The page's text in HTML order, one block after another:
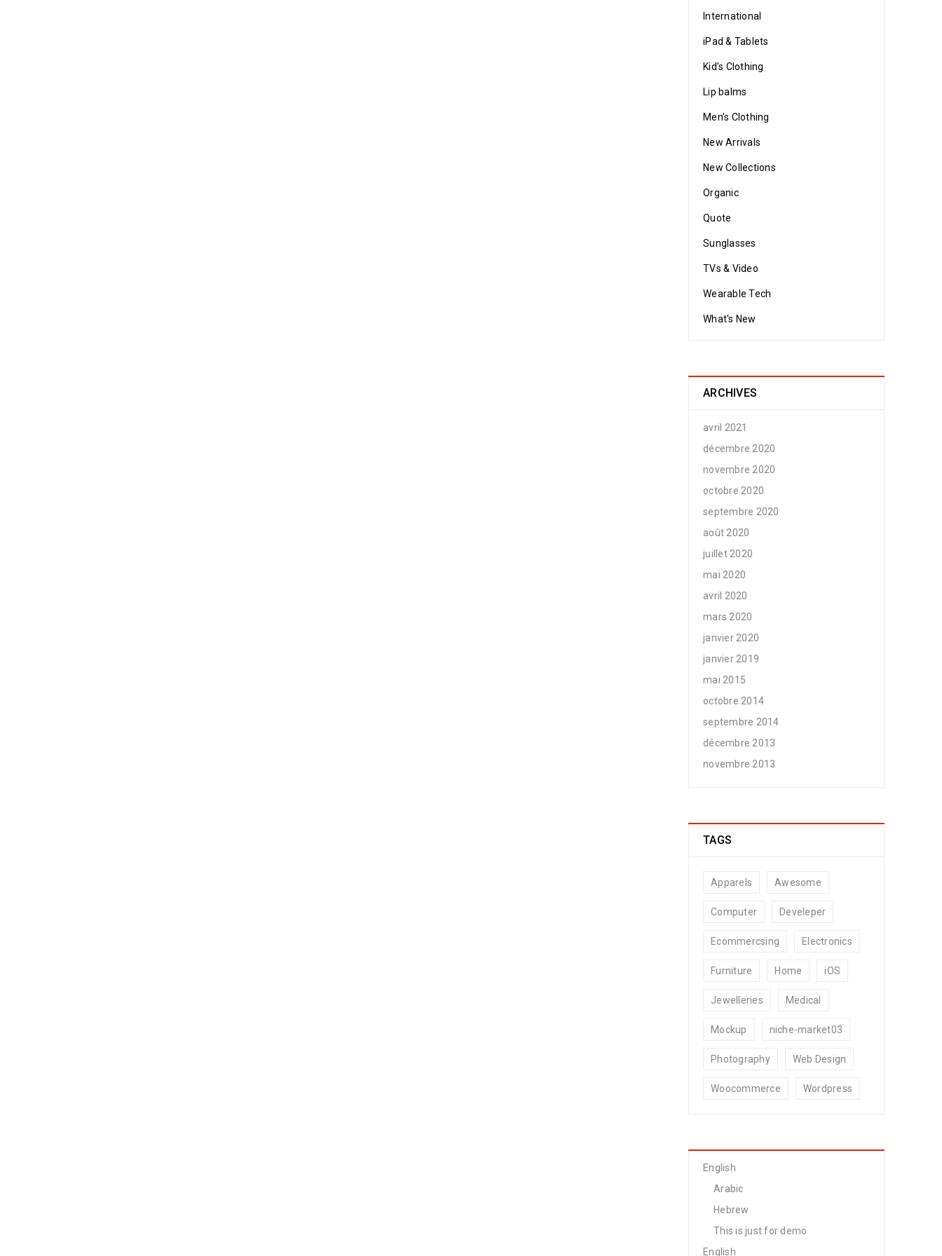
International
iPad & Tablets
Kid’s Clothing
Lip balms
Men’s Clothing
New Arrivals
New Collections
Organic
Quote
Sunglasses
TVs & Video
Wearable Tech
What's New
ARCHIVES
avril 2021
décembre 2020
novembre 2020
octobre 2020
septembre 2020
août 2020
juillet 2020
mai 2020
avril 2020
mars 2020
janvier 2020
janvier 2019
mai 2015
octobre 2014
septembre 2014
décembre 2013
novembre 2013
TAGS
Apparels Awesome
Computer Develeper
Ecommercsing Electronics
Furniture Home iOS
Jewelleries Medical
Mockup niche-market03
Photography Web Design
Woocommerce Wordpress
English
Arabic
Hebrew
This is just for demo
English